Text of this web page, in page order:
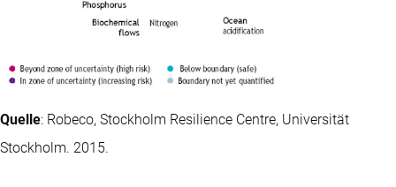
Quelle: Robeco, Stockholm Resilience Centre, Universität
Stockholm. 2015.